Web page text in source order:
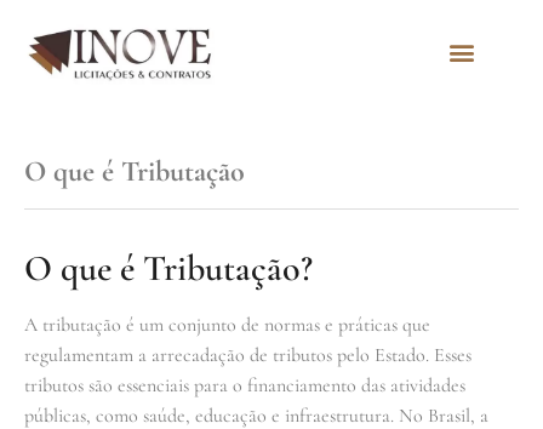
O que é Tributação
O que é Tributação?
A tributação é um conjunto de normas e práticas que
regulamentam a arrecadação de tributos pelo Estado. Esses
tributos são essenciais para o financiamento das atividades
públicas, como saúde, educação e infraestrutura. No Brasil, a